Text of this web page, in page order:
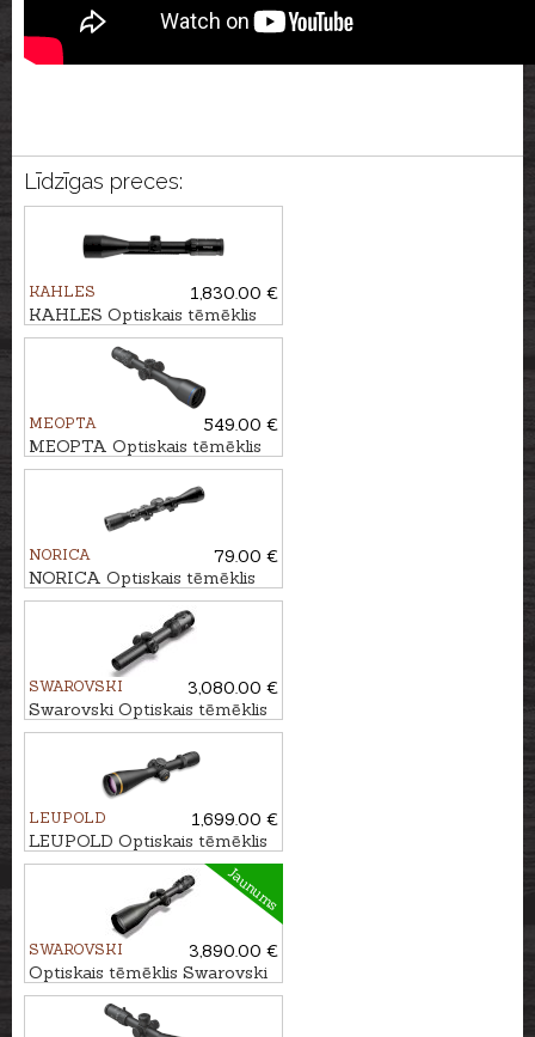
Līdzīgas preces:
KAHLES
1,830.00 €
KAHLES Optiskais tēmēklis
HELIA 2,4-12x56i #4-Dot SR
MEOPTA
549.00 €
MEOPTA Optiskais tēmēklis
MeoHunter R5 3-15x50 SFP
NORICA
79.00 €
NORICA Optiskais tēmēklis
3-9x40 4 Plex ar
SWAROVSKI
3,080.00 €
Swarovski Optiskais tēmēklis
Z8i+ 1-8x24 L 4A-I
LEUPOLD
1,699.00 €
LEUPOLD Optiskais tēmēklis
VX-5HD 3-15x56 FireDot 4
Jaunums
SWAROVSKI
3,890.00 €
Optiskais tēmēklis Swarovski
Z8i 2.3-18x56 P L 4A-I